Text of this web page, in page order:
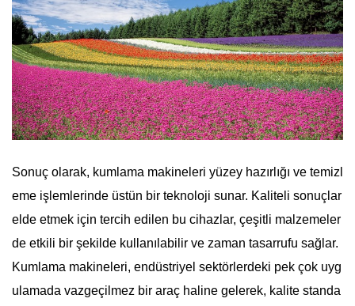
Sonuç olarak, kumlama makineleri yüzey hazırlığı ve temizl
eme işlemlerinde üstün bir teknoloji sunar. Kaliteli sonuçlar
elde etmek için tercih edilen bu cihazlar, çeşitli malzemeler
de etkili bir şekilde kullanılabilir ve zaman tasarrufu sağlar.
Kumlama makineleri, endüstriyel sektörlerdeki pek çok uyg
ulamada vazgeçilmez bir araç haline gelerek, kalite standa